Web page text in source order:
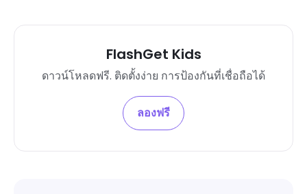
FlashGet Kids
ดาวน์โหลดฟรี. ติดตั้งง่าย การป้องกันที่เชื่อถือได้
ลองฟรี